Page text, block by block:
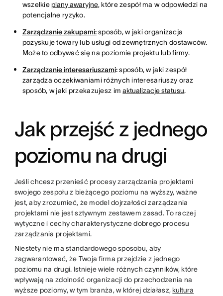
wszelkieplany awaryjne,które zespół ma w odpowiedzi na
potencjalne ryzyko.
Zarządzanie zakupami:sposób, w jaki organizacja
pozyskuje towary lub usługi od zewnętrznych dostawców.
Może to odbywać się na poziomie projektu lub firmy.
Zarządzanie interesariuszami:sposób, w jaki zespół
zarządza oczekiwaniami różnych interesariuszy oraz
sposób, w jaki przekazujesz imaktualizacje statusu.
Jak przejść z jednego
poziomu na drugi
Jeśli chcesz przenieść procesy zarządzania projektami
swojego zespołu z bieżącego poziomu na wyższy, ważne
jest, aby zrozumieć, że model dojrzałości zarządzania
projektami nie jest sztywnym zestawem zasad. To raczej
wytyczne i cechy charakterystyczne dobrego procesu
zarządzania projektami.
Niestety nie ma standardowego sposobu, aby
zagwarantować, że Twoja firma przejdzie z jednego
poziomu na drugi. Istnieje wiele różnych czynników, które
wpływają na zdolność organizacji do przechodzenia na
wyższe poziomy, w tym branża, w której działasz, kultura